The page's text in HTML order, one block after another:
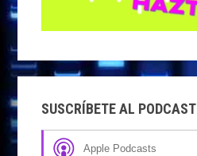
SUSCRÍBETE AL PODCAST
Apple Podcasts